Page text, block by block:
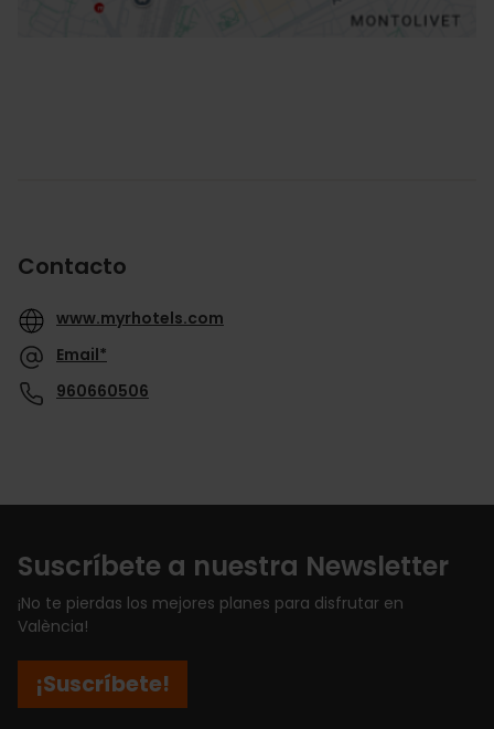
Contacto
www.myrhotels.com
Email*
960660506
Suscríbete a nuestra Newsletter
¡No te pierdas los mejores planes para disfrutar en
València!
¡Suscríbete!